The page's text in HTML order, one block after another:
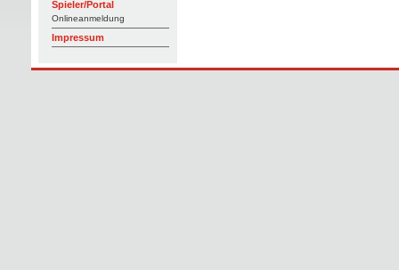
Spieler/Portal
Onlineanmeldung
Impressum